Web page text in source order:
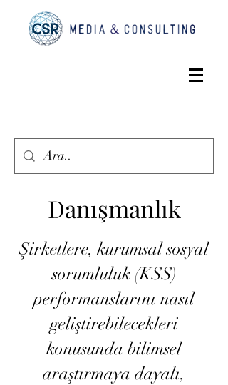
Danışmanlık
Şirketlere, kurumsal sosyal
sorumluluk (KSS)
performanslarını nasıl
geliştirebilecekleri
konusunda bilimsel
araştırmaya dayalı,